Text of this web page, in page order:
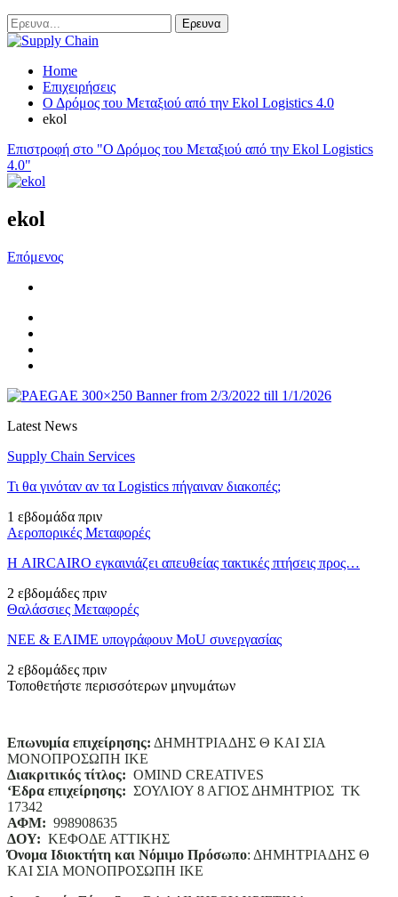
Home
Επιχειρήσεις
Ο Δρόμος του Μεταξιού από την Ekol Logistics 4.0
ekol
Επιστροφή στο "Ο Δρόμος του Μεταξιού από την Ekol Logistics
4.0"
ekol
Επόμενος
Latest News
Supply Chain Services
Τι θα γινόταν αν τα Logistics πήγαιναν διακοπές;
1 εβδομάδα πριν
Αεροπορικές Μεταφορές
Η AIRCAIRO εγκαινιάζει απευθείας τακτικές πτήσεις προς…
2 εβδομάδες πριν
Θαλάσσιες Μεταφορές
ΝΕΕ & ΕΛΙΜΕ υπογράφουν MoU συνεργασίας
2 εβδομάδες πριν
Τοποθετήστε περισσότερων μηνυμάτων
Επωνυμία επιχείρησης: ΔΗΜΗΤΡΙΑΔΗΣ Θ ΚΑΙ ΣΙΑ
ΜΟΝΟΠΡΟΣΩΠΗ ΙΚΕ
Διακριτικός τίτλος: ΟΜΙΝD CREATIVES
‘Eδρα επιχείρησης: ΣΟΥΛΙΟΥ 8 ΑΓΙΟΣ ΔΗΜΗΤΡΙΟΣ ΤΚ
17342
ΑΦΜ: 998908635
ΔΟΥ: ΚΕΦΟΔΕ ΑΤΤΙΚΗΣ
Όνομα Ιδιοκτήτη και Νόμιμο Πρόσωπο: ΔΗΜΗΤΡΙΑΔΗΣ Θ
ΚΑΙ ΣΙΑ ΜΟΝΟΠΡΟΣΩΠΗ ΙΚΕ